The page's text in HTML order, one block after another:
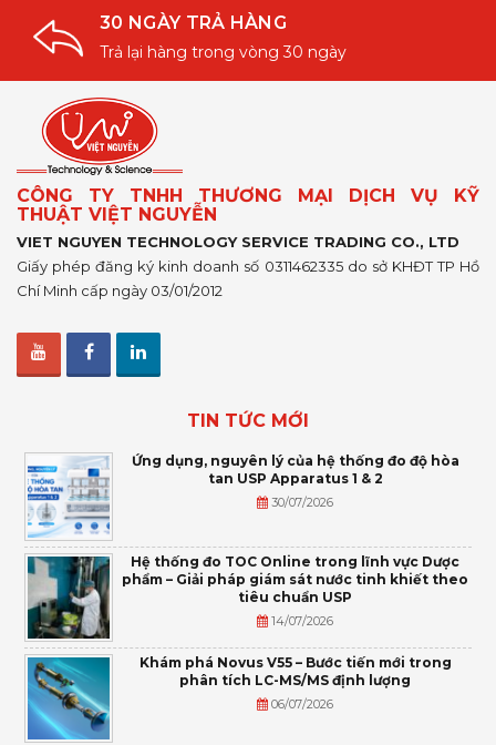
30 NGÀY TRẢ HÀNG
Trả lại hàng trong vòng 30 ngày
CÔNG TY TNHH THƯƠNG MẠI DỊCH VỤ KỸ
THUẬT VIỆT NGUYỄN
VIET NGUYEN TECHNOLOGY SERVICE TRADING CO., LTD
Giấy phép đăng ký kinh doanh số 0311462335 do sở KHĐT TP Hồ
Chí Minh cấp ngày 03/01/2012
TIN TỨC MỚI
Ứng dụng, nguyên lý của hệ thống đo độ hòa
tan USP Apparatus 1 & 2
30/07/2026
Hệ thống đo TOC Online trong lĩnh vực Dược
phẩm – Giải pháp giám sát nước tinh khiết theo
tiêu chuẩn USP
14/07/2026
Khám phá Novus V55 – Bước tiến mới trong
phân tích LC-MS/MS định lượng
06/07/2026